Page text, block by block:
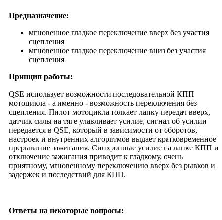
Предназначение:
мгновенное гладкое переключение вверх без участия
сцепления
мгновенное гладкое переключение вниз без участия
сцепления
Принцип работы:
QSE использует возможности последовательной КПП
мотоцикла - а именно - возможность переключения без
сцепления. Пилот мотоцикла толкает лапку передач вверх,
датчик силы на тяге улавливает усилие, сигнал об усилии
передается в QSE, который в зависимости от оборотов,
настроек и внутренних алгоритмов выдает кратковременное
прерывание зажигания. Синхронные усилие на лапке КПП и
отключение зажигания приводит к гладкому, очень
приятному, мгновенному переключению вверх без рывков и
задержек и последствий для КПП.
Ответы на некоторые вопросы: